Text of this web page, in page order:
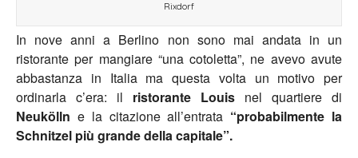
Rixdorf
In nove anni a Berlino non sono mai andata in un
ristorante per mangiare “una cotoletta”, ne avevo avute
abbastanza in Italia ma questa volta un motivo per
ordinarla c’era: il ristorante Louis nel quartiere di
Neukölln e la citazione all’entrata “probabilmente la
Schnitzel più grande della capitale”.